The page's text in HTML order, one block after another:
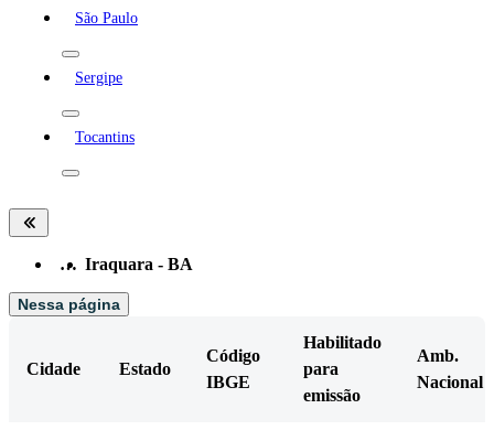
São Paulo
Sergipe
Tocantins
… Iraquara - BA
Nessa página
Cidade Estado
Código
IBGE
Habilitado
para
emissão
Amb.
Nacional